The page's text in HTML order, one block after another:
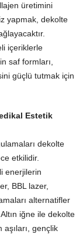
üretimini
yapmak, dekolte
içeriklerle
saf formları,
güçlü tutmak için
Estetik
dekolte
etkilidir.
enerjilerin
BBL lazer,
alternatifler
iğne ile dekolte
gençlik